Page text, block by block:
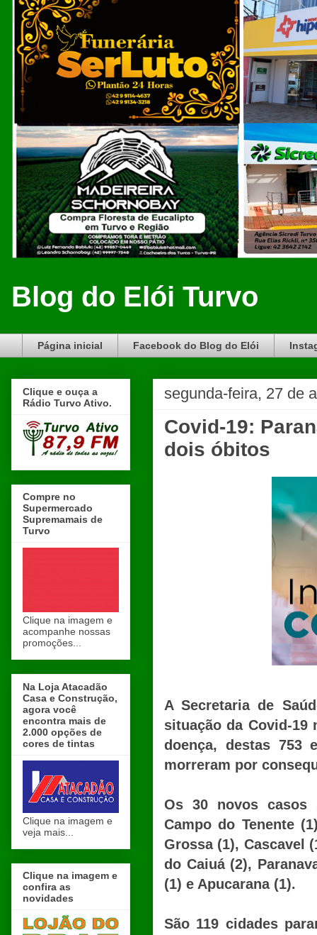
Blog do Elói Turvo
Página inicial Facebook do Blog do Elói
segunda-feira, 27 de
Covid-19:
dois óbitos
A Secretaria de
situação da Covid-19
doença, destas 753
morreram por
Os 30 novos casos
Campo do Tenente
Grossa (1), Cascavel
do Caiuá (2),
(1) e Apucarana (1).
São 119 cidades
Clique e ouça a
Rádio Turvo Ativo.
Compre no
Supermercado
Supremamais de
Turvo
Clique na imagem e
acompanhe nossas
promoções...
Na Loja Atacadão
Casa e Construção,
agora você
encontra mais de
2.000 opções de
cores de tintas
Clique na imagem e
veja mais...
Clique na imagem e
confira as
novidades